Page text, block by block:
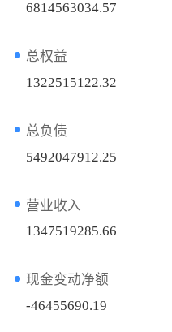
6814563034.57
总权益
1322515122.32
总负债
5492047912.25
营业收入
1347519285.66
现金变动净额
-46455690.19